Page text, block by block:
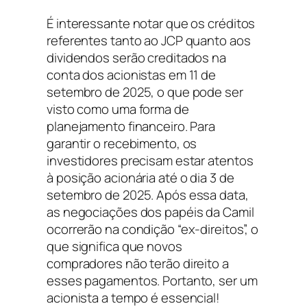
É interessante notar que os créditos
referentes tanto ao JCP quanto aos
dividendos serão creditados na
conta dos acionistas em 11 de
setembro de 2025, o que pode ser
visto como uma forma de
planejamento financeiro. Para
garantir o recebimento, os
investidores precisam estar atentos
à posição acionária até o dia 3 de
setembro de 2025. Após essa data,
as negociações dos papéis da Camil
ocorrerão na condição “ex-direitos”, o
que significa que novos
compradores não terão direito a
esses pagamentos. Portanto, ser um
acionista a tempo é essencial!